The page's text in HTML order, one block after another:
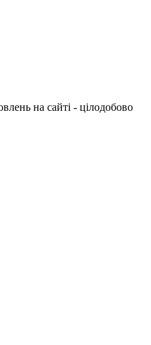
на сайті - цілодобово